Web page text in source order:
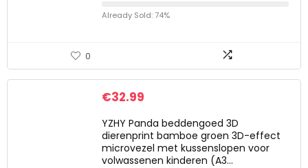
Already Sold: 74%
0
€32.99
YZHY Panda beddengoed 3D
dierenprint bamboe groen 3D-effect
microvezel met kussenslopen voor
volwassenen kinderen (A3…